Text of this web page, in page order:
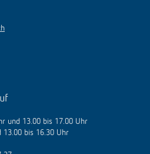
und 13.00 bis 17.00 Uhr
13.00 bis 16.30 Uhr